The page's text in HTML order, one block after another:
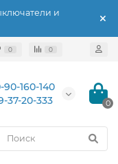
и
0 0
90-160-140
37-20-333
0